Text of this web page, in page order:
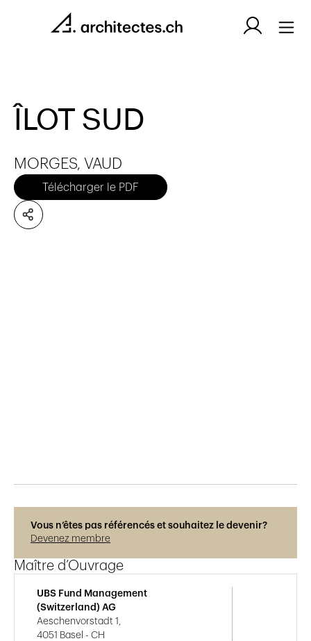
ÎLOT SUD
MORGES, VAUD
Télécharger le PDF
Vous n’êtes pas référencés et souhaitez le devenir?
Devenez membre
Maître d’Ouvrage
UBS Fund Management
(Switzerland) AG
Aeschenvorstadt 1,
4051 Basel - CH